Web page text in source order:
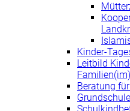
Kinder-
Leitbild
Beratung